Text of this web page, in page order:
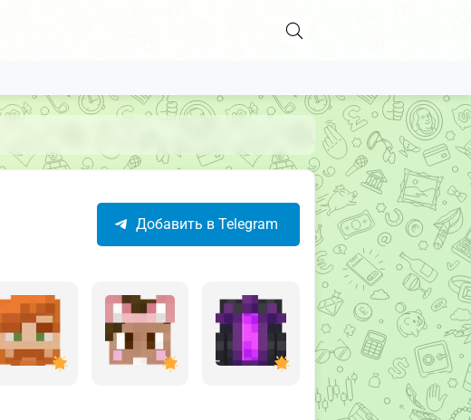
Добавить в Telegram